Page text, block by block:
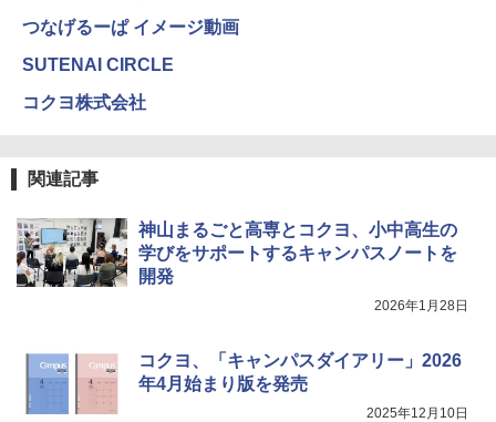
つなげるーぱ イメージ動画
SUTENAI CIRCLE
コクヨ株式会社
関連記事
神山まるごと高専とコクヨ、小中高生の
学びをサポートするキャンパスノートを
開発
2026年1月28日
コクヨ、「キャンパスダイアリー」2026
年4月始まり版を発売
2025年12月10日